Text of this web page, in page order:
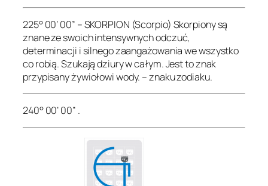
225° 00’ 00” – SKORPION (Scorpio) Skorpiony są
znane ze swoich intensywnych odczuć,
determinacji i silnego zaangażowania we wszystko
co robią. Szukają dziury w całym. Jest to znak
przypisany żywiołowi wody. – znaku zodiaku.
240° 00’ 00” .